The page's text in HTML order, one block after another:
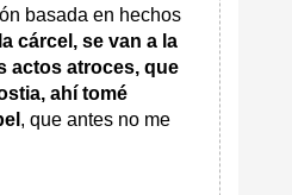
basada en hechos
cárcel, se van a la
actos atroces, que
ahí tomé
, que antes no me